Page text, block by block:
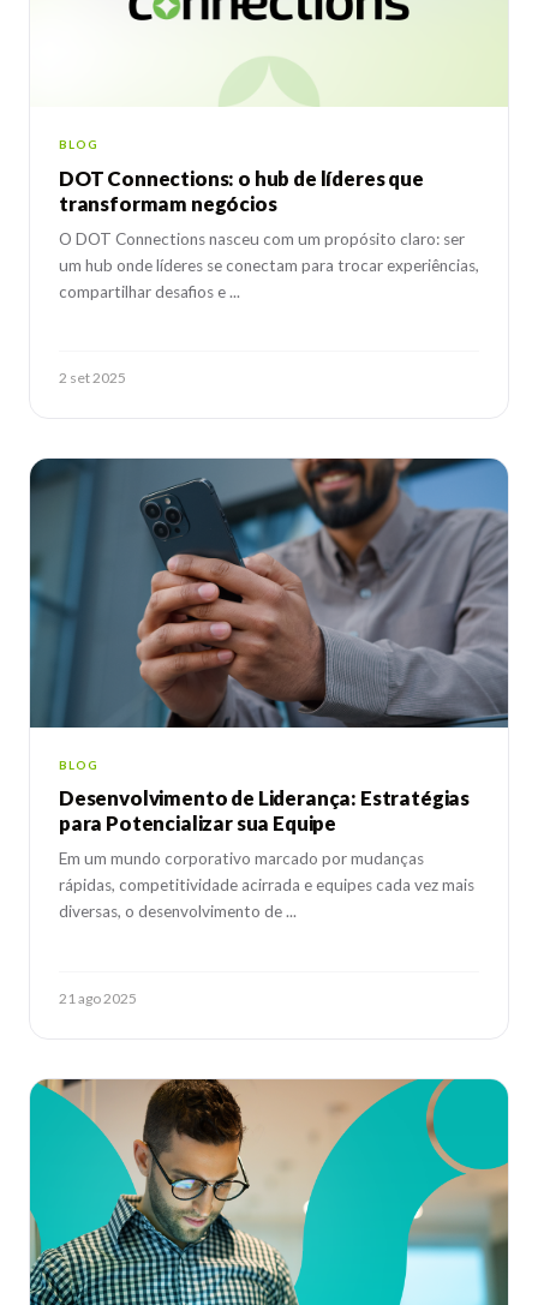
BLOG
DOT Connections: o hub de líderes que
transformam negócios
O DOT Connections nasceu com um propósito claro: ser
um hub onde líderes se conectam para trocar experiências,
compartilhar desafios e ...
2 set 2025
BLOG
Desenvolvimento de Liderança: Estratégias
para Potencializar sua Equipe
Em um mundo corporativo marcado por mudanças
rápidas, competitividade acirrada e equipes cada vez mais
diversas, o desenvolvimento de ...
21 ago 2025